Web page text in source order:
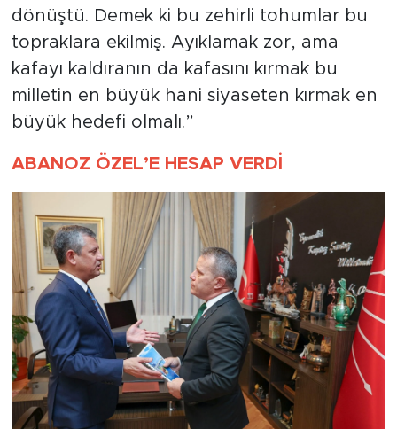
dönüştü. Demek ki bu zehirli tohumlar bu
topraklara ekilmiş. Ayıklamak zor, ama
kafayı kaldıranın da kafasını kırmak bu
milletin en büyük hani siyaseten kırmak en
büyük hedefi olmalı.”
ABANOZ ÖZEL’E HESAP VERDİ